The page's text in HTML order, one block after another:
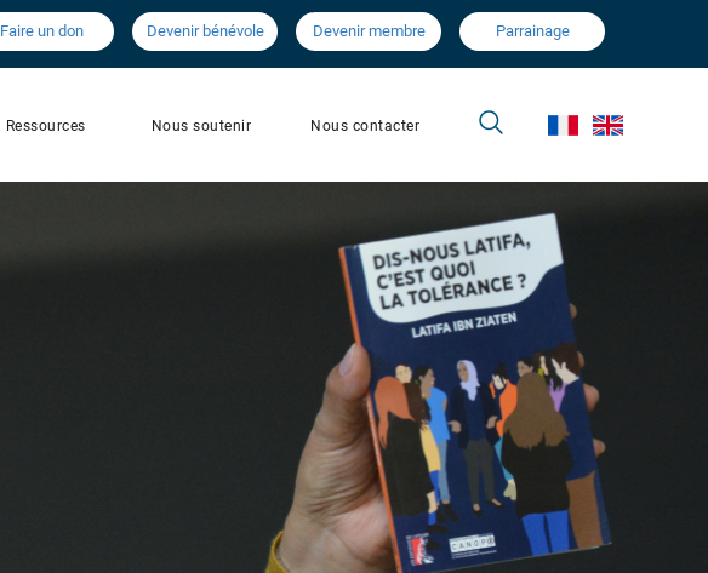
Faire un don Devenir bénévole Devenir membre Parrainage
Ressources Nous soutenir Nous contacter